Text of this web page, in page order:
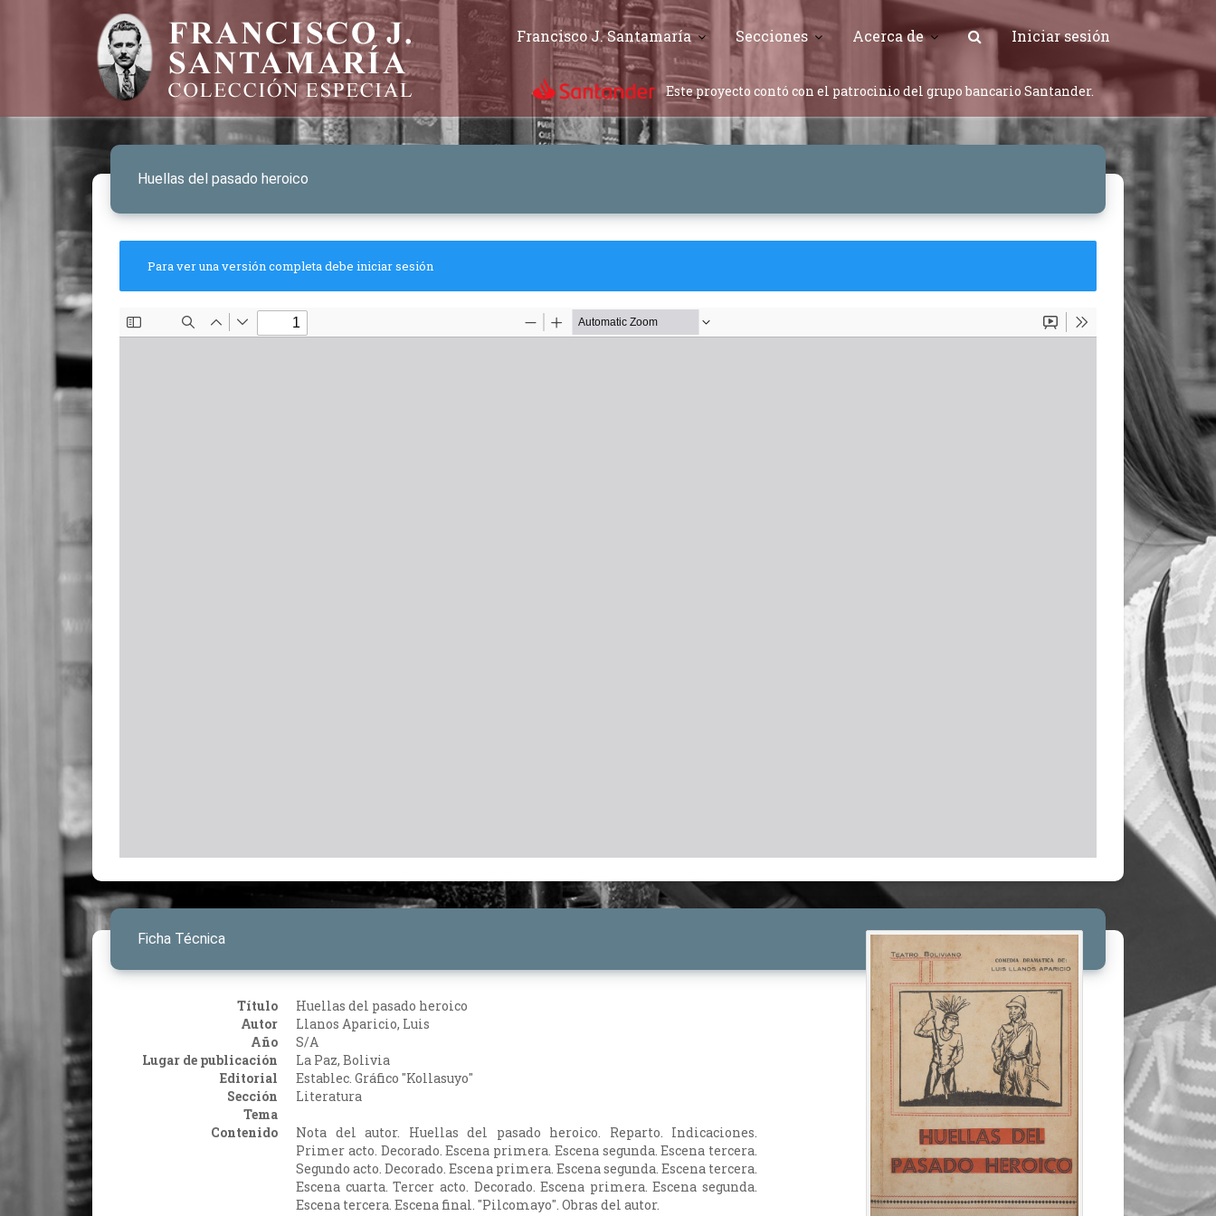
Francisco J. Santamaría Secciones Acerca de Iniciar sesión
Este proyecto contó con el patrocinio del grupo bancario Santander.
Huellas del pasado heroico
Para ver una versión completa debe iniciar sesión
Ficha Técnica
Título
Huellas del pasado heroico
Autor
Llanos Aparicio, Luis
Año
S/A
Lugar de publicación
La Paz, Bolivia
Editorial
Establec. Gráfico "Kollasuyo"
Sección
Literatura
Tema
Contenido
Nota del autor. Huellas del pasado heroico. Reparto. Indicaciones.
Primer acto. Decorado. Escena primera. Escena segunda. Escena tercera.
Segundo acto. Decorado. Escena primera. Escena segunda. Escena tercera.
Escena cuarta. Tercer acto. Decorado. Escena primera. Escena segunda.
Escena tercera. Escena final. "Pilcomayo". Obras del autor.